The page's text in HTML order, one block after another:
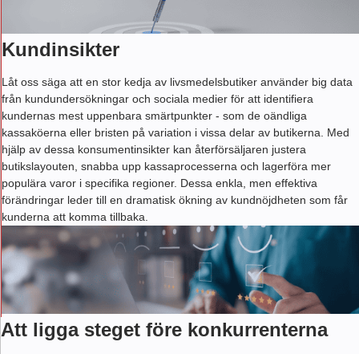
Kundinsikter
Låt oss säga att en stor kedja av livsmedelsbutiker använder big data
från kundundersökningar och sociala medier för att identifiera
kundernas mest uppenbara smärtpunkter - som de oändliga
kassaköerna eller bristen på variation i vissa delar av butikerna. Med
hjälp av dessa konsumentinsikter kan återförsäljaren justera
butikslayouten, snabba upp kassaprocesserna och lagerföra mer
populära varor i specifika regioner. Dessa enkla, men effektiva
förändringar leder till en dramatisk ökning av kundnöjdheten som får
kunderna att komma tillbaka.
Att ligga steget före konkurrenterna